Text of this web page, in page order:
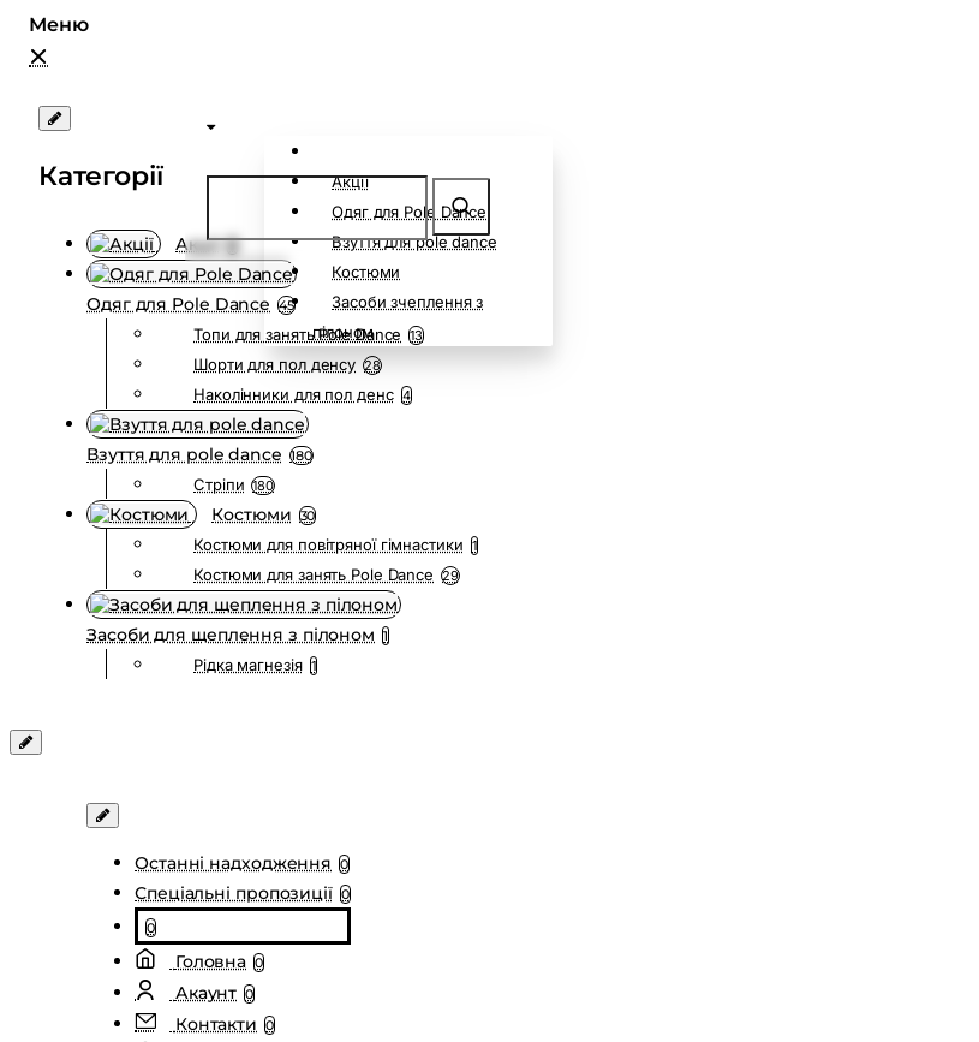
Категорії
Акції 0
Одяг для Pole Dance 45
Топи для занять Pole Dance 13
Шорти для пол денсу 28
Наколінники для пол денс 4
Взуття для pole dance 180
Стріпи 180
Костюми 30
Костюми для повітряної гімнастики 1
Костюми для занять Pole Dance 29
Засоби для щеплення з пілоном 1
Рідка магнезія 1
Останні надходження 0
Спеціальні пропозиції 0
0
Головна 0
Акаунт 0
Контакти 0
Акції
Одяг для Pole Dance
Взуття для pole dance
Костюми
Засоби зчеплення з
пілоном